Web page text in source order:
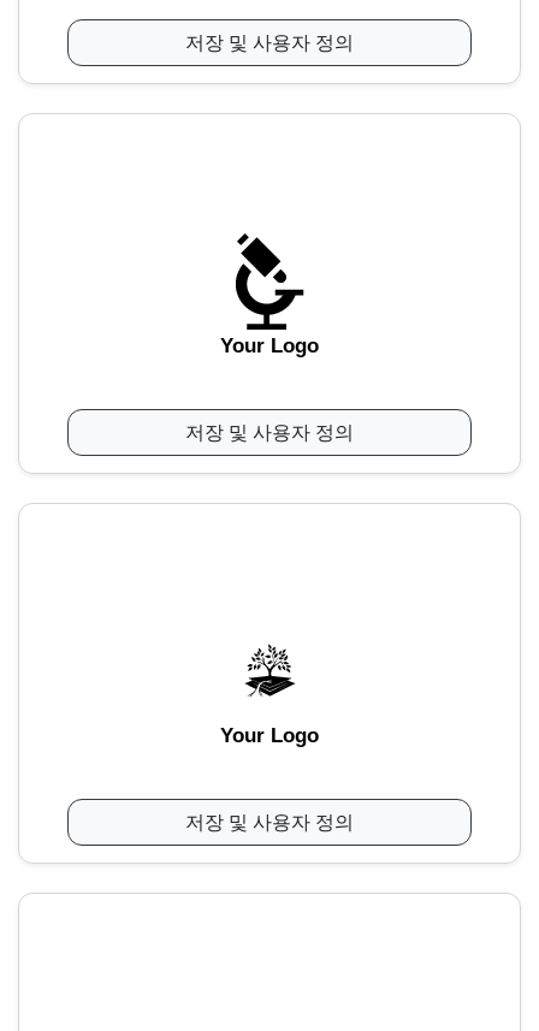
저장 및 사용자 정의
Your Logo
저장 및 사용자 정의
Your Logo
저장 및 사용자 정의